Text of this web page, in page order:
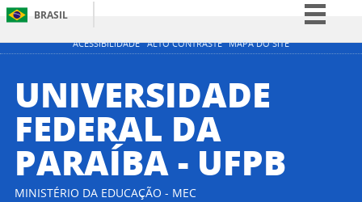
ACESSIBILIDADE ALTO CONTRASTE MAPA DO SITE
BRASIL
Simplifique!
Participe
Acesso à informação
Canais
UNIVERSIDADE
FEDERAL DA
PARAÍBA - UFPB
MINISTÉRIO DA EDUCAÇÃO - MEC